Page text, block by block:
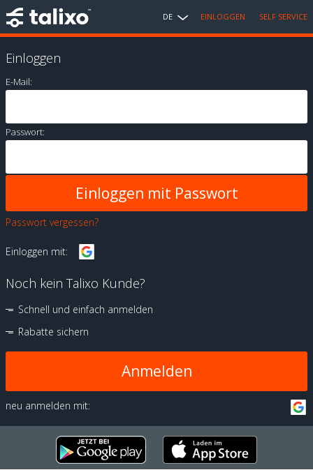
DE EINLOGGEN SELF SERVICE
Einloggen
E-Mail:
Passwort:
Passwort vergessen?
Einloggen mit:
Noch kein Talixo Kunde?
Schnell und einfach anmelden
Rabatte sichern
Anmelden
neu anmelden mit: